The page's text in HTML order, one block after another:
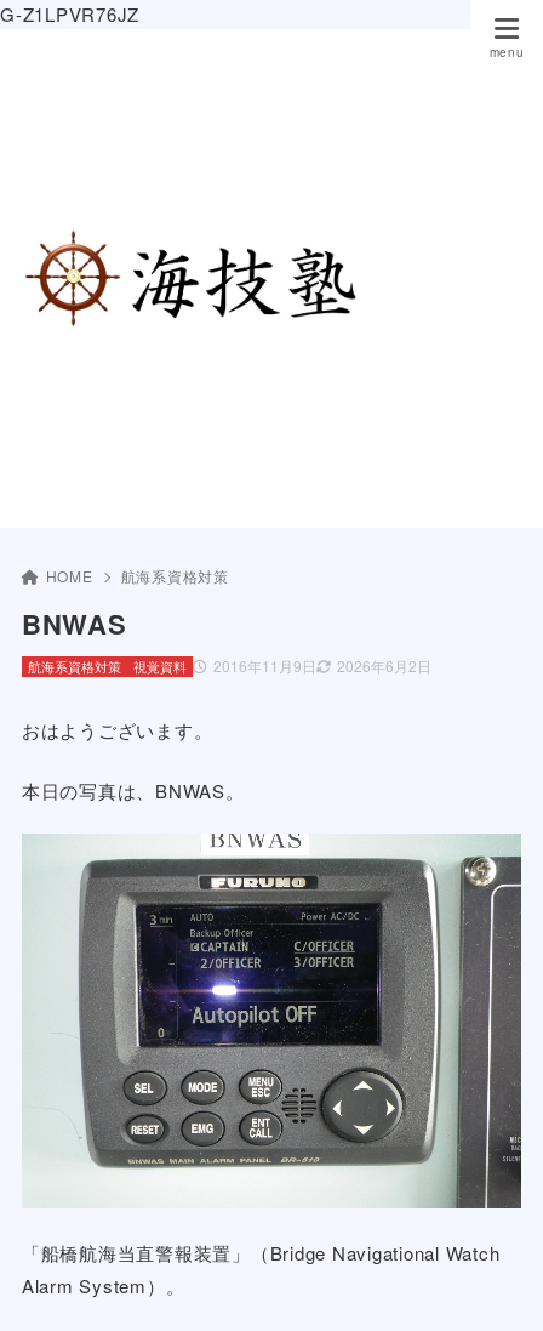
G-Z1LPVR76JZ
HOME 航海系資格対策
BNWAS
2016年11月9日 2026年6月2日
航海系資格対策 視覚資料
おはようございます。
本日の写真は、BNWAS。
「船橋航海当直警報装置」（Bridge Navigational Watch
Alarm System）。